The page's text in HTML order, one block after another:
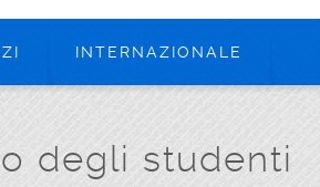
INTERNAZIONALE
degli studenti